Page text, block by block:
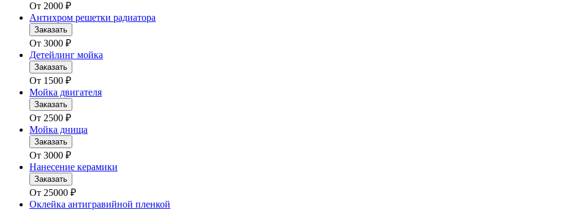
От 2000 ₽
Антихром решетки радиатора
Заказать
От 3000 ₽
Детейлинг мойка
Заказать
От 1500 ₽
Мойка двигателя
Заказать
От 2500 ₽
Мойка днища
Заказать
От 3000 ₽
Нанесение керамики
Заказать
От 25000 ₽
Оклейка антигравийной пленкой